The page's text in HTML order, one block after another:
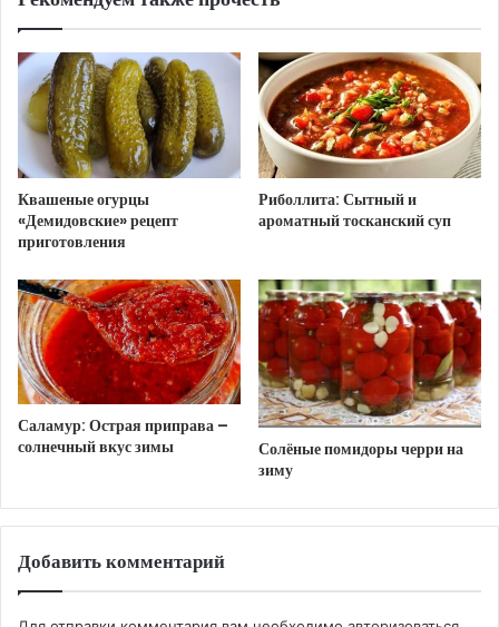
морковь натереть на тёрке, лук и чеснок
измельчить.
Лук и морковь обжарить на масле 5 минут,
затем добавить перец и чеснок, готовить ещё
5 минут.
В кипящий бульон добавить обжаренные
овощи, варить 10 минут, затем добавить
капусту и помидоры, варить ещё 10 минут.
Готовую похлёбку посыпать измельчённым
зелёным луком.
Мясная похлёбка
Ингредиенты:
Квашеные огурцы
«Демидовские» рецепт
приготовления
Риболлита: Сытный и
ароматный тосканский суп
Саламур: Острая приправа –
солнечный вкус зимы
Солёные помидоры черри на
зиму
Добавить комментарий